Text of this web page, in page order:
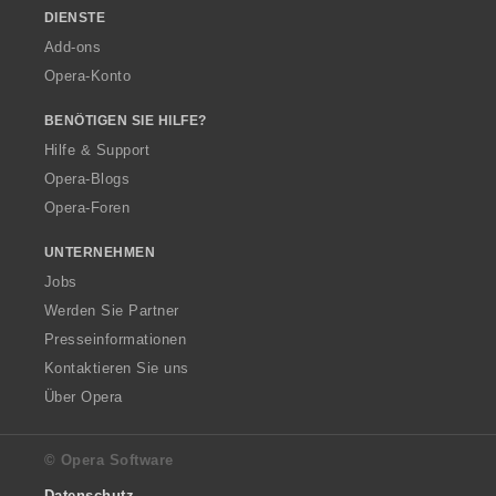
DIENSTE
Add-ons
Opera-Konto
BENÖTIGEN SIE HILFE?
Hilfe & Support
Opera-Blogs
Opera-Foren
UNTERNEHMEN
Jobs
Werden Sie Partner
Presseinformationen
Kontaktieren Sie uns
Über Opera
© Opera Software